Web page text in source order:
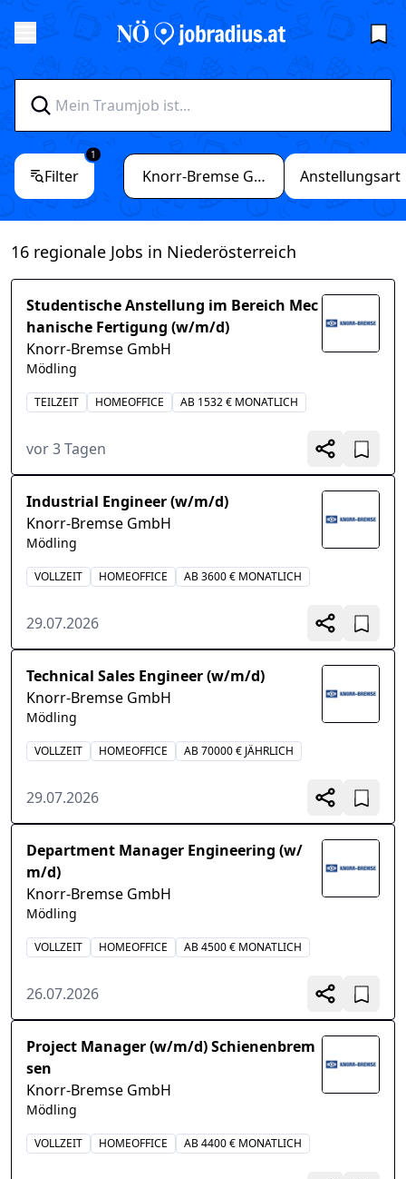
Filter
1
Knorr-Bremse GmbH Anstellungsart
16 regionale Jobs in Niederösterreich
Studentische Anstellung im Bereich Mec
hanische Fertigung (w/m/d)
Knorr-Bremse GmbH
Mödling
TEILZEIT HOMEOFFICE AB 1532 € MONATLICH
vor 3 Tagen
Industrial Engineer (w/m/d)
Knorr-Bremse GmbH
Mödling
VOLLZEIT HOMEOFFICE AB 3600 € MONATLICH
29.07.2026
Technical Sales Engineer (w/m/d)
Knorr-Bremse GmbH
Mödling
VOLLZEIT HOMEOFFICE AB 70000 € JÄHRLICH
29.07.2026
Department Manager Engineering (w/
m/d)
Knorr-Bremse GmbH
Mödling
VOLLZEIT HOMEOFFICE AB 4500 € MONATLICH
26.07.2026
Project Manager (w/m/d) Schienenbrem
sen
Knorr-Bremse GmbH
Mödling
VOLLZEIT HOMEOFFICE AB 4400 € MONATLICH